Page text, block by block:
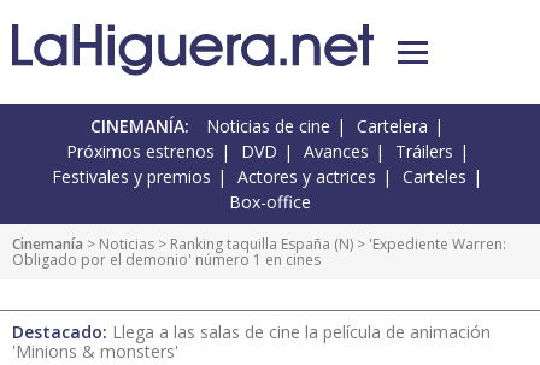
CINEMANÍA: Noticias de cine
Cartelera
Próximos estrenos
DVD Avances
Tráilers
Festivales y premios
Actores y actrices
Carteles
Box-office
Cinemanía > Noticias > Ranking taquilla España (N) > 'Expediente Warren:
Obligado por el demonio' número 1 en cines
Destacado: Llega a las salas de cine la película de animación
'Minions & monsters'